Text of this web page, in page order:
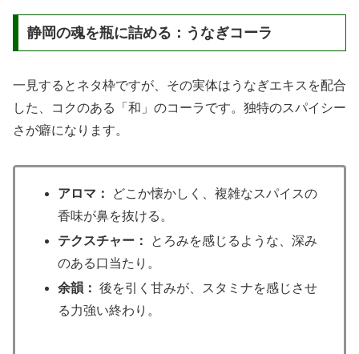
静岡の魂を瓶に詰める：うなぎコーラ
一見するとネタ枠ですが、その実体はうなぎエキスを配合
した、コクのある「和」のコーラです。独特のスパイシー
さが癖になります。
アロマ：
どこか懐かしく、複雑なスパイスの
香味が鼻を抜ける。
テクスチャー：
とろみを感じるような、深み
のある口当たり。
余韻： 後を引く甘みが、スタミナを感じさせ
る力強い終わり。